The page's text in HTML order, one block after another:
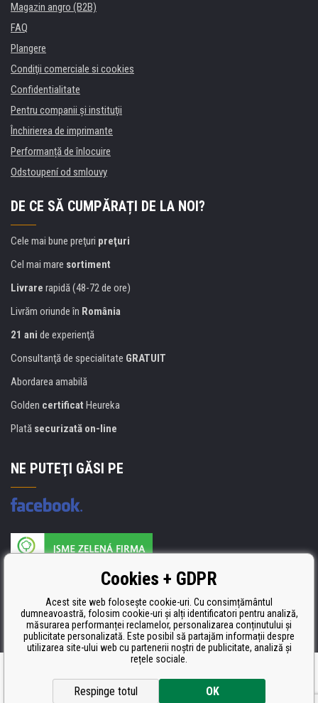
Magazin angro (B2B)
FAQ
Plangere
Condiţii comerciale si cookies
Confidentialitate
Pentru companii și instituţii
Închirierea de imprimante
Performanță de înlocuire
Odstoupení od smlouvy
DE CE SĂ CUMPĂRAȚI DE LA NOI?
Cele mai bune preţuri preţuri
Cel mai mare sortiment
Livrare rapidă (48-72 de ore)
Livrăm oriunde în România
21 ani de experienţă
Consultanţă de specialitate GRATUIT
Abordarea amabilă
Golden certificat Heureka
Plată securizată on-line
NE PUTEŢI GĂSI PE
Producătorul umpluturii de rezervă este certificat
ISO 9001, ISO 14001 şi STMC.
Ecommerce solutionsBINARGON.cz
Cookies + GDPR
Acest site web folosește cookie-uri. Cu consimțământul
dumneavoastră, folosim cookie-uri și alți identificatori pentru analiză,
măsurarea performanței reclamelor, personalizarea conținutului și
publicitate personalizată. Este posibil să partajăm informații despre
utilizarea site-ului web cu partenerii noștri de publicitate, analiză și
rețele sociale.
Respinge totul OK